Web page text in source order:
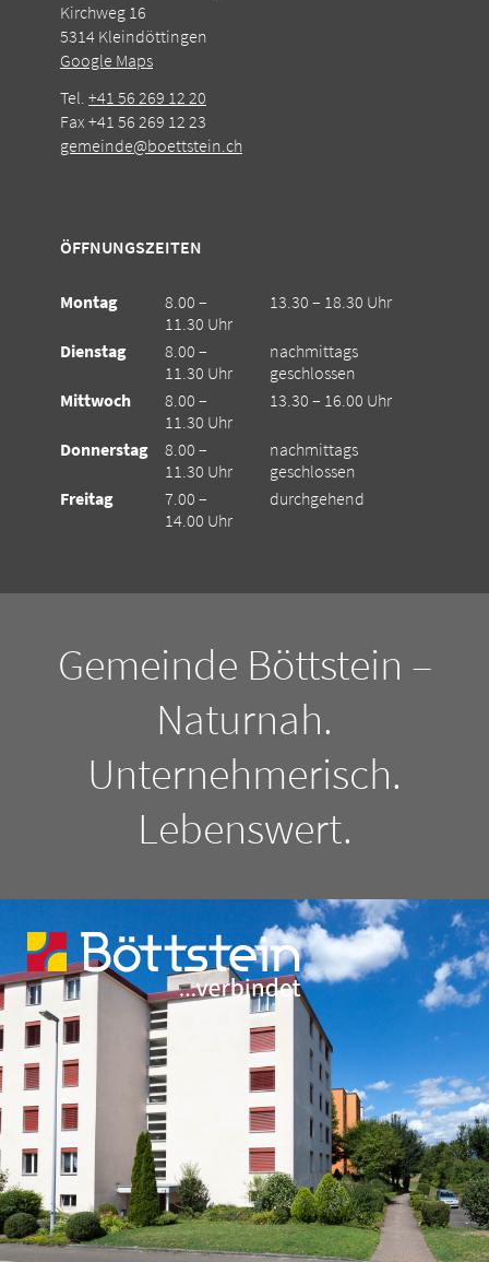
Kirchweg 16
5314 Kleindöttingen
Google Maps
Tel. +41 56 269 12 20
Fax +41 56 269 12 23
gemeinde@boettstein.ch
ÖFFNUNGSZEITEN
Montag
8.00 –
11.30 Uhr
13.30 – 18.30 Uhr
Dienstag
8.00 –
11.30 Uhr
nachmittags
geschlossen
Mittwoch
8.00 –
11.30 Uhr
13.30 – 16.00 Uhr
Donnerstag
8.00 –
11.30 Uhr
nachmittags
geschlossen
Freitag
7.00 –
14.00 Uhr
durchgehend
Gemeinde Böttstein –
Naturnah.
Unternehmerisch.
Lebenswert.